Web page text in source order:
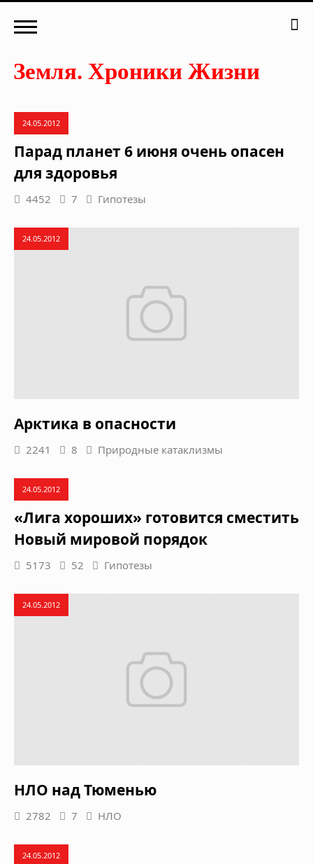
24.05.2012
Парад планет 6 июня очень опасен
для здоровья
4452 7 Гипотезы
24.05.2012
Арктика в опасности
2241 8 Природные катаклизмы
24.05.2012
«Лига хороших» готовится сместить
Новый мировой порядок
5173 52 Гипотезы
24.05.2012
НЛО над Тюменью
2782 7 НЛО
24.05.2012